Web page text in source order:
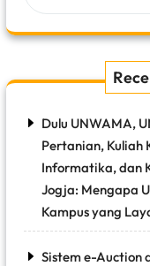
Dulu UNWAMA,
Pertanian, Kuliah
Informatika, dan
Jogja: Mengapa
Kampus yang
Sistem e-Auction